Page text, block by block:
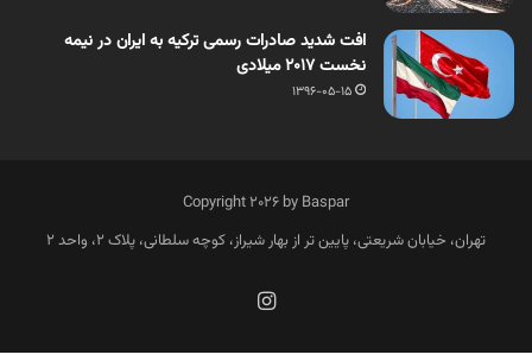
افت شدید صادرات رسمی ترکیه به ایران در نیمه
نخست ۲۰۱۷ میلادی
1396-05-15
Copyright 2026 by Baspar
تهران، خیابان شریعتی، پایین تر از بهار شیراز، کوچه سلطانی، پلاک 2، واحد 2